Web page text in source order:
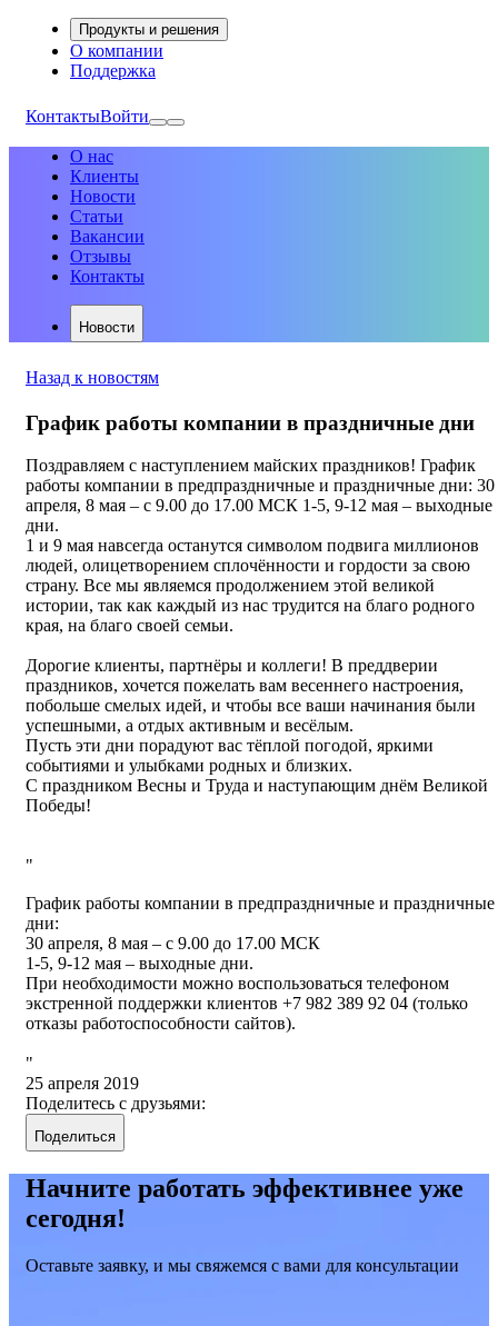
Продукты и решения
О компании
Поддержка
КонтактыВойти
О нас
Клиенты
Новости
Статьи
Вакансии
Отзывы
Контакты
Новости
Назад к новостям
График работы компании в праздничные дни
Поздравляем с наступлением майских праздников! График
работы компании в предпраздничные и праздничные дни: 30
апреля, 8 мая – с 9.00 до 17.00 МСК 1-5, 9-12 мая – выходные
дни.
1 и 9 мая навсегда останутся символом подвига миллионов
людей, олицетворением сплочённости и гордости за свою
страну. Все мы являемся продолжением этой великой
истории, так как каждый из нас трудится на благо родного
края, на благо своей семьи.
Дорогие клиенты, партнёры и коллеги! В преддверии
праздников, хочется пожелать вам весеннего настроения,
побольше смелых идей, и чтобы все ваши начинания были
успешными, а отдых активным и весёлым.
Пусть эти дни порадуют вас тёплой погодой, яркими
событиями и улыбками родных и близких.
С праздником Весны и Труда и наступающим днём Великой
Победы!
График работы компании в предпраздничные и праздничные
дни:
30 апреля, 8 мая – с 9.00 до 17.00 МСК
1-5, 9-12 мая – выходные дни.
При необходимости можно воспользоваться телефоном
экстренной поддержки клиентов +7 982 389 92 04 (только
отказы работоспособности сайтов).
25 апреля 2019
Поделитесь с друзьями:
Поделиться
Начните работать эффективнее уже
сегодня!
Оставьте заявку, и мы свяжемся с вами для консультации